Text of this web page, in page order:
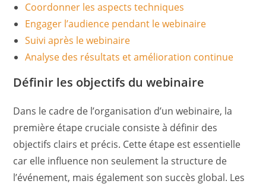
Coordonner les aspects techniques
Engager l’audience pendant le webinaire
Suivi après le webinaire
Analyse des résultats et amélioration continue
Définir les objectifs du webinaire
Dans le cadre de l’organisation d’un webinaire, la
première étape cruciale consiste à définir des
objectifs clairs et précis. Cette étape est essentielle
car elle influence non seulement la structure de
l’événement, mais également son succès global. Les